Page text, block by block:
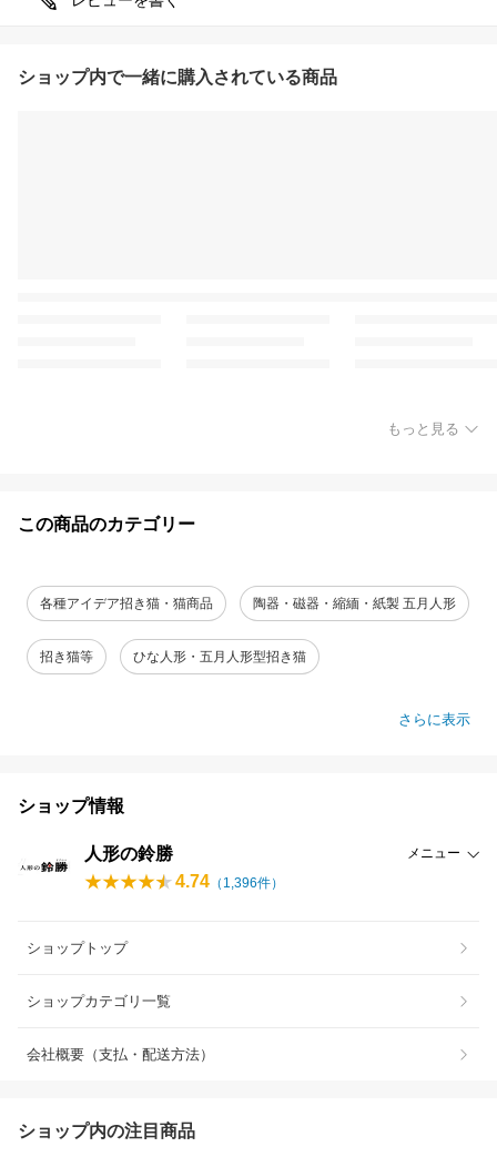
ショップ内で一緒に購入されている商品
もっと見る
この商品のカテゴリー
各種アイデア招き猫・猫商品 陶器・磁器・縮緬・紙製 五月人形
招き猫等 ひな人形・五月人形型招き猫
さらに表示
ショップ情報
人形の鈴勝 メニュー
4.74 （ 1,396件）
ショップトップ
ショップカテゴリ一覧
会社概要（支払・配送方法）
ショップ内の注目商品